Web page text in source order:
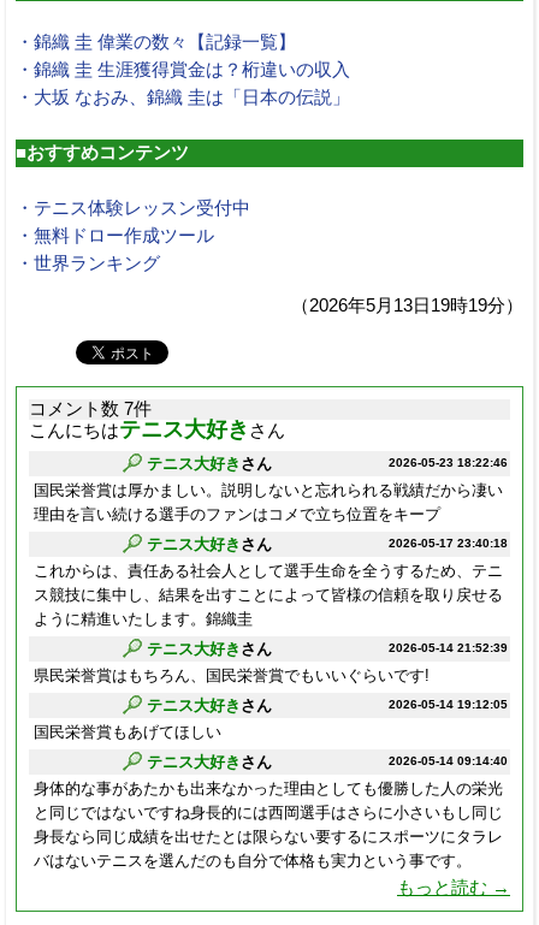
・錦織 圭 偉業の数々【記録一覧】
・錦織 圭 生涯獲得賞金は？桁違いの収入
・大坂 なおみ、錦織 圭は「日本の伝説」
■おすすめコンテンツ
・テニス体験レッスン受付中
・無料ドロー作成ツール
・世界ランキング
（2026年5月13日19時19分）
コメント数 7件
こんにちはテニス大好き さん
2026-05-23 18:22:46
テニス大好き さん
国民栄誉賞は厚かましい。説明しないと忘れられる戦績だから凄い
理由を言い続ける選手のファンはコメで立ち位置をキープ
2026-05-17 23:40:18
テニス大好き さん
これからは、責任ある社会人として選手生命を全うするため、テニ
ス競技に集中し、結果を出すことによって皆様の信頼を取り戻せる
ように精進いたします。錦織圭
2026-05-14 21:52:39
テニス大好き さん
県民栄誉賞はもちろん、国民栄誉賞でもいいぐらいです!
2026-05-14 19:12:05
テニス大好き さん
国民栄誉賞もあげてほしい
2026-05-14 09:14:40
テニス大好き さん
身体的な事があたかも出来なかった理由としても優勝した人の栄光
と同じではないですね身長的には西岡選手はさらに小さいもし同じ
身長なら同じ成績を出せたとは限らない要するにスポーツにタラレ
バはないテニスを選んだのも自分で体格も実力という事です。
もっと読む →